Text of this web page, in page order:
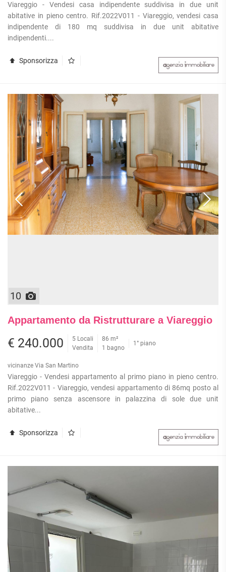
Viareggio - Vendesi casa indipendente suddivisa in due unit
abitative in pieno centro. Rif.2022V011 - Viareggio, vendesi casa
indipendente di 180 mq suddivisa in due unit abitative
indipendenti....
Sponsorizza
10
Appartamento da Ristrutturare a Viareggio
€ 240.000
5 Locali
Vendita
86 m²
1 bagno
1° piano
vicinanze Via San Martino
Viareggio - Vendesi appartamento al primo piano in pieno centro.
Rif.2022V011 - Viareggio, vendesi appartamento di 86mq posto al
primo piano senza ascensore in palazzina di sole due unit
abitative...
Sponsorizza